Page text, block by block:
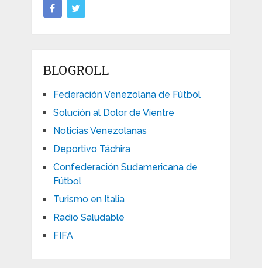
BLOGROLL
Federación Venezolana de Fútbol
Solución al Dolor de Vientre
Noticias Venezolanas
Deportivo Táchira
Confederación Sudamericana de
Fútbol
Turismo en Italia
Radio Saludable
FIFA